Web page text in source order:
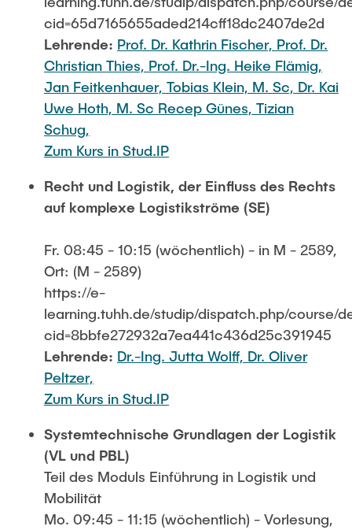
cid=65d7165655aded214cff18dc2407de2d
Lehrende: Prof. Dr. Kathrin Fischer, Prof. Dr.
Christian Thies, Prof. Dr.-Ing. Heike Flämig,
Jan Feitkenhauer, Tobias Klein, M. Sc, Dr. Kai
Uwe Hoth, M. Sc Recep Günes, Tizian
Schug,
Zum Kurs in Stud.IP
Recht und Logistik, der Einfluss des Rechts
auf komplexe Logistikströme (SE)
Fr. 08:45 - 10:15 (wöchentlich) - in M - 2589,
Ort: (M - 2589)
https://e-
learning.tuhh.de/studip/dispatch.php/course/
cid=8bbfe272932a7ea441c436d25c391945
Lehrende: Dr.-Ing. Jutta Wolff, Dr. Oliver
Peltzer,
Zum Kurs in Stud.IP
Systemtechnische Grundlagen der Logistik
(VL und PBL)
Teil des Moduls Einführung in Logistik und
Mobilität
Mo. 09:45 - 11:15 (wöchentlich) - Vorlesung,